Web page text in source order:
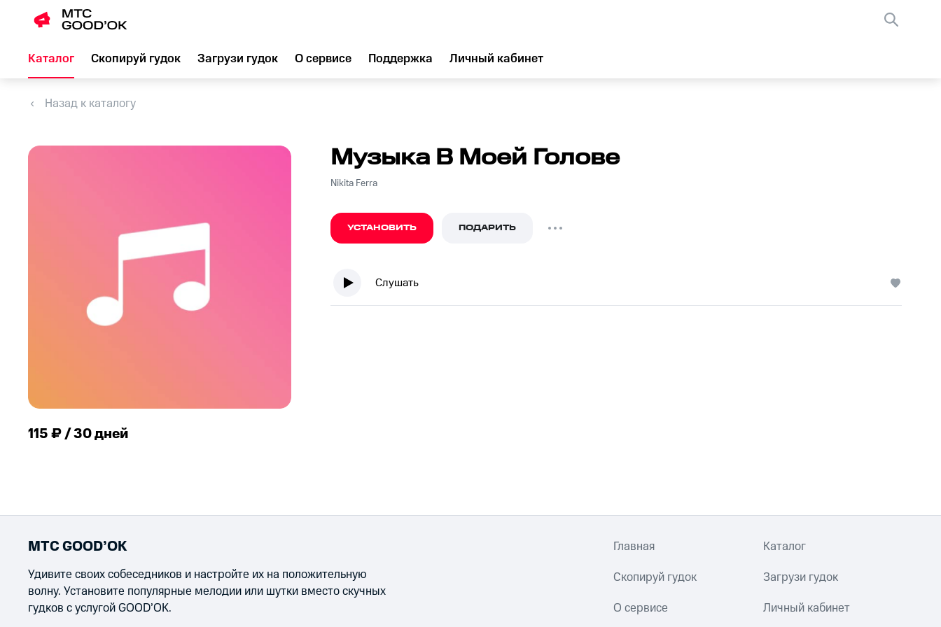
Каталог Скопируй гудок Загрузи гудок О сервисе Поддержка Личный кабинет
Назад к каталогу
115 ₽ / 30 дней
Музыка В Моей Голове
Nikita Ferra
УСТАНОВИТЬ ПОДАРИТЬ
Слушать
МТС GOOD’OK
Удивите своих собеседников и настройте их на положительную
волну. Установите популярные мелодии или шутки вместо скучных
гудков с услугой GOOD’OK.
Главная Каталог
Скопируй гудок Загрузи гудок
О сервисе Личный кабинет